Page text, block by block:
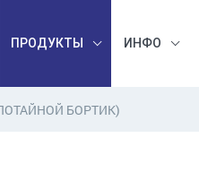
ПРОДУКТЫ ИНФО
БОРТИК)